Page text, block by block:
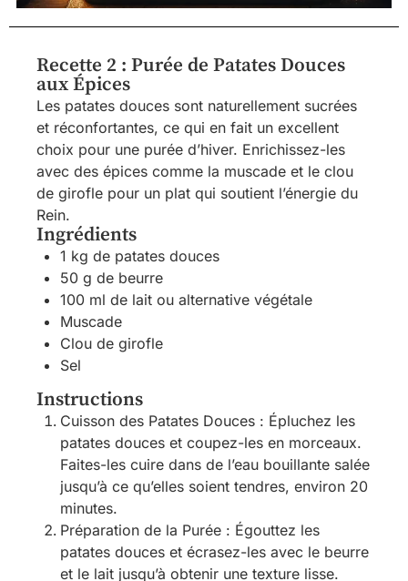
Recette 2 : Purée de Patates Douces
aux Épices
Les patates douces sont naturellement sucrées
et réconfortantes, ce qui en fait un excellent
choix pour une purée d’hiver. Enrichissez-les
avec des épices comme la muscade et le clou
de girofle pour un plat qui soutient l’énergie du
Rein.
Ingrédients
1 kg de patates douces
50 g de beurre
100 ml de lait ou alternative végétale
Muscade
Clou de girofle
Sel
Instructions
Cuisson des Patates Douces : Épluchez les
patates douces et coupez-les en morceaux.
Faites-les cuire dans de l’eau bouillante salée
jusqu’à ce qu’elles soient tendres, environ 20
minutes.
Préparation de la Purée : Égouttez les
patates douces et écrasez-les avec le beurre
et le lait jusqu’à obtenir une texture lisse.